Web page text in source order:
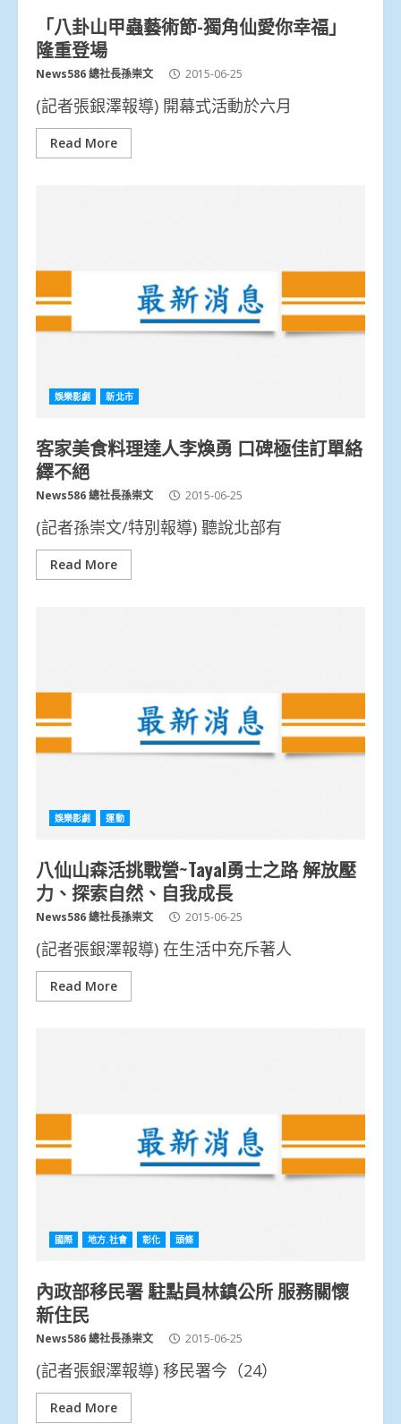
「八卦山甲蟲藝術節-獨角仙愛你幸福」
隆重登場
News586 總社長孫崇文 2015-06-25
(記者張銀澤報導) 開幕式活動於六月
Read More
娛樂影劇 新北市
客家美食料理達人李煥勇 口碑極佳訂單絡
繹不絕
News586 總社長孫崇文 2015-06-25
(記者孫崇文/特別報導) 聽說北部有
Read More
娛樂影劇 運動
八仙山森活挑戰營~Tayal勇士之路 解放壓
力、探索自然、自我成長
News586 總社長孫崇文 2015-06-25
(記者張銀澤報導) 在生活中充斥著人
Read More
國際 地方.社會 彰化 頭條
內政部移民署 駐點員林鎮公所 服務關懷
新住民
News586 總社長孫崇文 2015-06-25
(記者張銀澤報導) 移民署今（24）
Read More